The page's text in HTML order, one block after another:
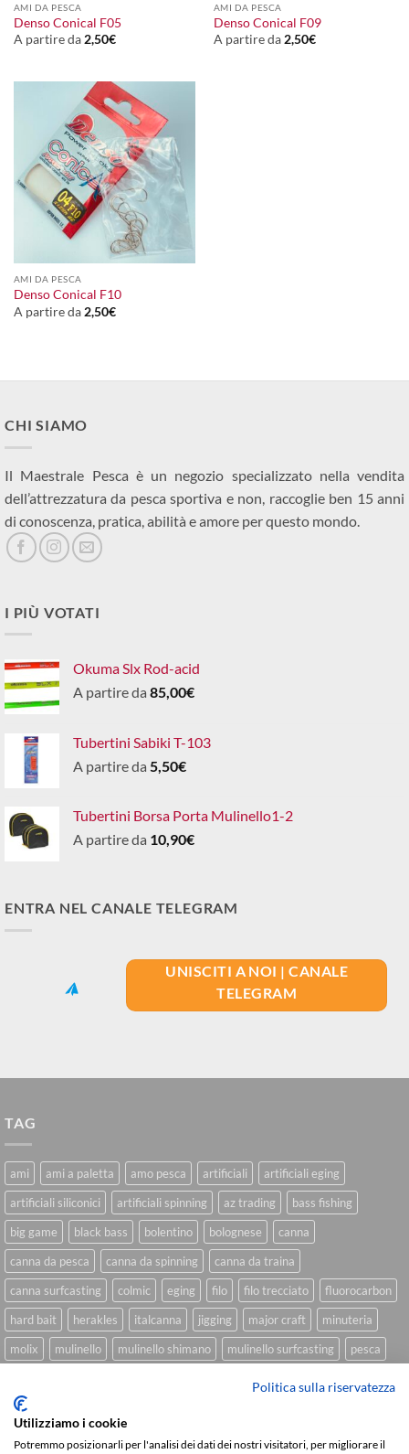
AMI DA PESCA
Denso Conical F05
A partire da2,50€
AMI DA PESCA
Denso Conical F09
A partire da2,50€
AMI DA PESCA
Denso Conical F10
A partire da 2,50€
CHI SIAMO
Il Maestrale Pesca è un negozio specializzato nella vendita
dell’attrezzatura da pesca sportiva e non, raccoglie ben 15 anni
di conoscenza, pratica, abilità e amore per questo mondo.
I PIÙ VOTATI
Okuma Slx Rod-acid
A partire da 85,00€
Tubertini Sabiki T-103
A partire da 5,50€
Tubertini Borsa Porta Mulinello1-2
A partire da 10,90€
ENTRA NEL CANALE TELEGRAM
UNISCITI A NOI | CANALE
TELEGRAM
TAG
ami ami a paletta amo pesca artificiali
artificiali eging
artificiali siliconici
artificiali spinning az trading
bass fishing
big game
black bass bolentino bolognese
canna
canna da pesca
canna da spinning
canna da traina
canna surfcasting
colmic eging filo filo trecciato
fluorocarbon
hard bait
herakles italcanna jigging major craft
minuteria
molix
mulinello mulinello shimano mulinello surfcasting
pesca
spinning inshore
Politica sulla riservatezza
Utilizziamo i cookie
Potremmo posizionarli per l'analisi dei dati dei nostri visitatori, per migliorare il